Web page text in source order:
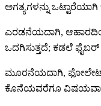
ಅಗತ್ಯಗಳನ್ನು
ಎರಡನೆಯದಾಗಿ,
ಒದಗಿಸುತ್ತದೆ; ಕಡಲೆ ಫೈಬರ್
ಮೂರನೆಯದಾಗಿ, ಫೋಲೇಟ್
ಕೊನೆಯವರೆಗೂ